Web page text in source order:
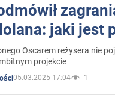
jaki jest
Oscarem reżysera nie
projekcie
05.03.2025 17:04 1